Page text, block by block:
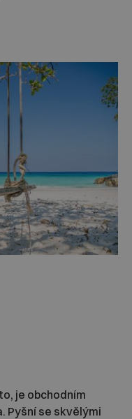
je obchodním
Pyšní se skvělými